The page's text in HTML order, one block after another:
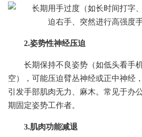
2.姿势性神经压迫
长期保持不良姿势（如低头看手
空），可能压迫臂丛神经或正中神经
引发手部肌肉无力、麻木。常见于办
期固定姿势工作者。
3.肌肉功能减退